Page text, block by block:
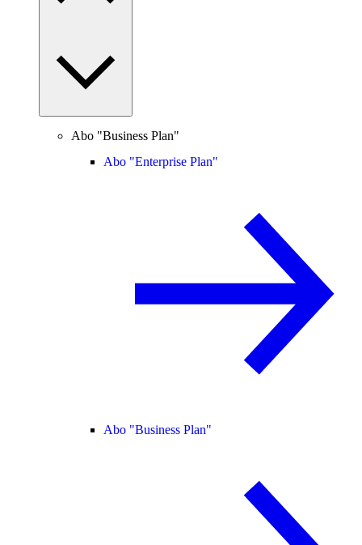
Abo "Business Plan"
Abo "Enterprise Plan"
Abo "Business Plan"